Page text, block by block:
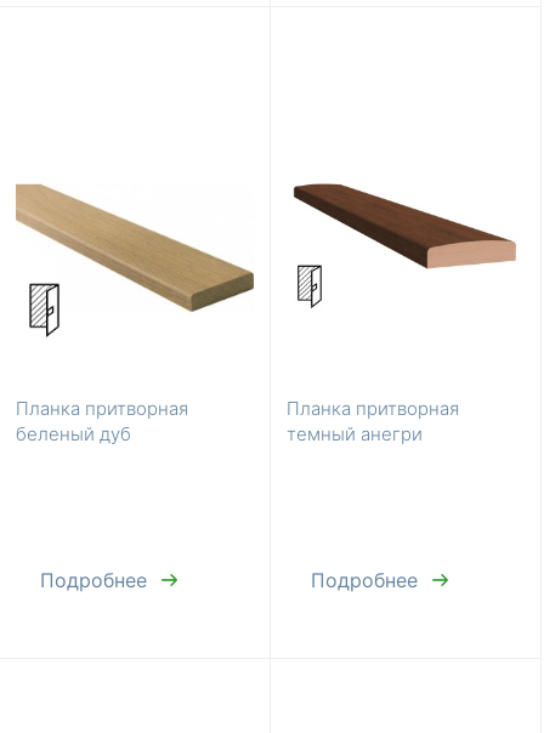
Планка притворная
беленый дуб
Подробнее
Планка притворная
темный анегри
Подробнее